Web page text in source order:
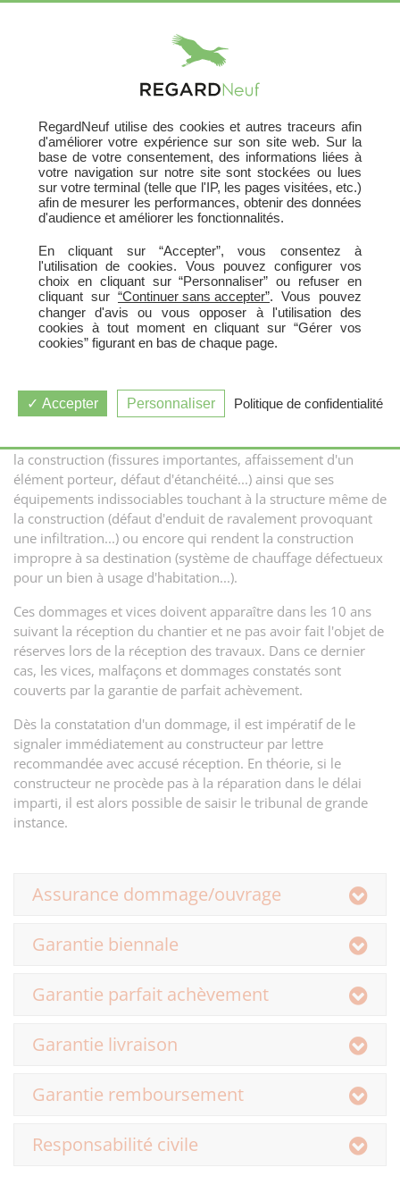
Les Garanties
La garantie décennale rend le constructeur responsable vis-
à-vis de l'acquéreur de l'ensemble des vices, malfaçons et
la construction (fissures importantes, affaissement d'un
élément porteur, défaut d'étanchéité...) ainsi que ses
équipements indissociables touchant à la structure même de
la construction (défaut d'enduit de ravalement provoquant
une infiltration...) ou encore qui rendent la construction
impropre à sa destination (système de chauffage défectueux
pour un bien à usage d'habitation...).
Ces dommages et vices doivent apparaître dans les 10 ans
suivant la réception du chantier et ne pas avoir fait l'objet de
réserves lors de la réception des travaux. Dans ce dernier
cas, les vices, malfaçons et dommages constatés sont
couverts par la garantie de parfait achèvement.
Dès la constatation d'un dommage, il est impératif de le
signaler immédiatement au constructeur par lettre
recommandée avec accusé réception. En théorie, si le
constructeur ne procède pas à la réparation dans le délai
imparti, il est alors possible de saisir le tribunal de grande
instance.
Assurance dommage/ouvrage
Garantie biennale
Garantie parfait achèvement
Garantie livraison
Garantie remboursement
Responsabilité civile
RegardNeuf utilise des cookies et autres traceurs afin
d'améliorer votre expérience sur son site web. Sur la
base de votre consentement, des informations liées à
votre navigation sur notre site sont stockées ou lues
sur votre terminal (telle que l'IP, les pages visitées, etc.)
afin de mesurer les performances, obtenir des données
d'audience et améliorer les fonctionnalités.
En cliquant sur “Accepter”, vous consentez à
l'utilisation de cookies. Vous pouvez configurer vos
choix en cliquant sur “Personnaliser” ou refuser en
cliquant sur “Continuer sans accepter”. Vous pouvez
changer d'avis ou vous opposer à l'utilisation des
cookies à tout moment en cliquant sur “Gérer vos
cookies” figurant en bas de chaque page.
Accepter Personnaliser Politique de confidentialité